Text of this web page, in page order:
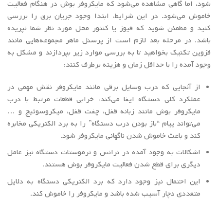
شود، اما گاهی مشاهده می‌شود که مایکروفر بوش در هنگام فعالیت
خاموش می‌شود. در این شرایط، ابتدا وجود جریان برق را بررسی
کنید و مطمئن شوید که فیوز یا کنتور محل مورد نظر شما نپریده
باشد. در مرحله بعد لازم است از پرسنل ماهر مجموعه‌هایی مانند
قزوین تکنیک بخواهید تا به بررسی موارد زیر بپردازند و مشکل به
وجود آمده را با حداقل زمان و هزینه برطرف کنند:
از آنجایی که درب وسایل برقی مانند مایکروفر نقش مهمی در
عملکرد کلی دستگاه ایفا می‌کند، خرابی قطعات مرتبط با درب
مایکروفر بوش مانند زبانه قفل، چفت قفل، میکروسوئیچ و …
می‌تواند پیام “باز بودن درب دستگاه” را به برد الکتریکی مخابره
کند و باعث خاموش شدن ناگهانی مایکروفر شود.
اشکالات به وجود آمده در ترانس و ترموستات دستگاه نیز عامل
دیگری برای قطع شدن فعالیت مایکروفر بوش هستند.
این احتمال نیز وجود دارد که برد الکتریکی دستگاه به دلایل
متعددی دچار آسیب شده باشد و مایکروفر را خاموش کند.